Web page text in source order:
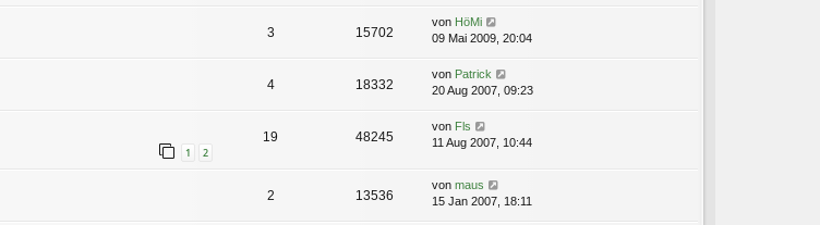
3 15702
von HöMi
09 Mai 2009, 20:04
4 18332
von Patrick
20 Aug 2007, 09:23
1 2
19 48245
von Fls
11 Aug 2007, 10:44
2 13536
von maus
15 Jan 2007, 18:11